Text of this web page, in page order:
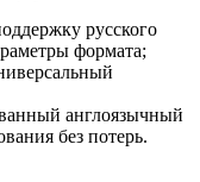
русского
формата;
англоязычный
без потерь.